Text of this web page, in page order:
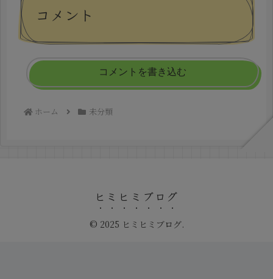
コメント
コメントを書き込む
ホーム 未分類
ヒミヒミブログ
© 2025 ヒミヒミブログ.